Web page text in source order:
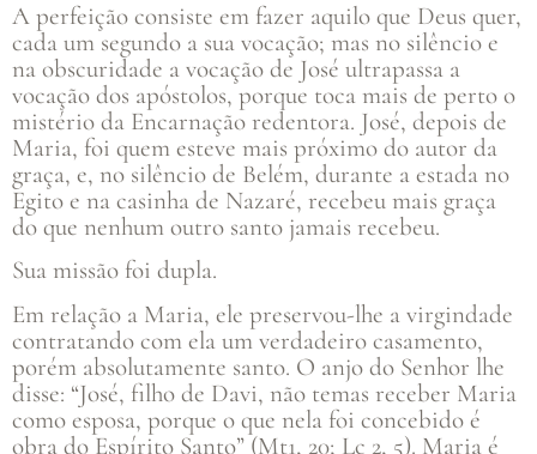
A perfeição consiste em fazer aquilo que Deus quer,
cada um segundo a sua vocação; mas no silêncio e
na obscuridade a vocação de José ultrapassa a
vocação dos apóstolos, porque toca mais de perto o
mistério da Encarnação redentora. José, depois de
Maria, foi quem esteve mais próximo do autor da
graça, e, no silêncio de Belém, durante a estada no
Egito e na casinha de Nazaré, recebeu mais graça
do que nenhum outro santo jamais recebeu.
Sua missão foi dupla.
Em relação a Maria, ele preservou-lhe a virgindade
contratando com ela um verdadeiro casamento,
porém absolutamente santo. O anjo do Senhor lhe
disse: “José, filho de Davi, não temas receber Maria
como esposa, porque o que nela foi concebido é
obra do Espírito Santo” (Mt1, 20; Lc 2, 5). Maria é